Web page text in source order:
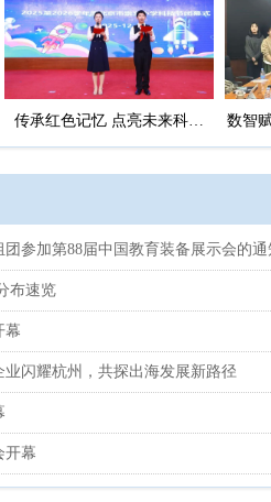
传承红色记忆 点亮未来科技
数智
参加第88届中国教育装备展示会的通
布速览
幕
闪耀杭州，共探出海发展新路径
开幕